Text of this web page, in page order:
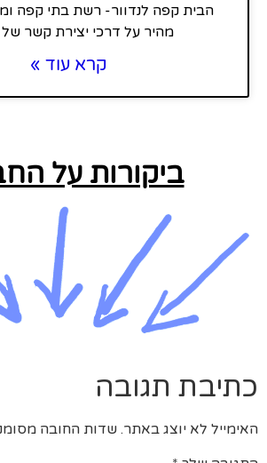
הבית קפה לנדוור- רשת בתי קפה
מהיר על דרכי יצירת קשר
קרא עוד »
ביקורות על
כתיבת תגובה
האימייל לא יוצג באתר.שדות החובה